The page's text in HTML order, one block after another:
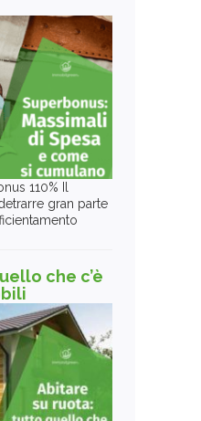
110% Il
gran parte
che c’è